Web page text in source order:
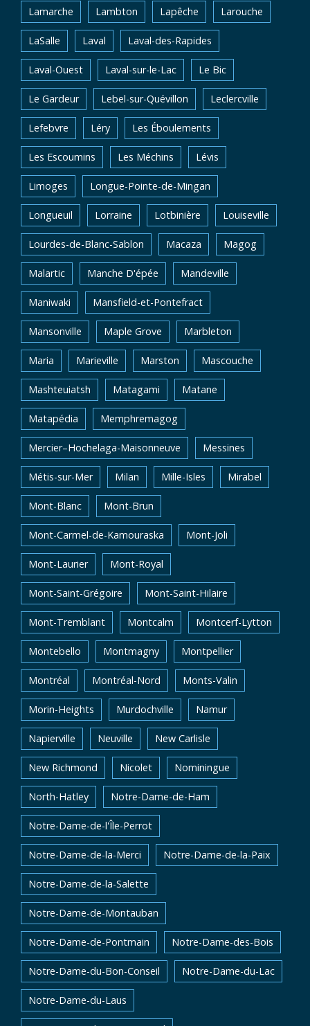
Lamarche Lambton Lapêche Larouche
LaSalle Laval Laval-des-Rapides
Laval-Ouest Laval-sur-le-Lac Le Bic
Le Gardeur Lebel-sur-Quévillon Leclercville
Lefebvre Léry Les Éboulements
Les Escoumins Les Méchins Lévis
Limoges Longue-Pointe-de-Mingan
Longueuil Lorraine Lotbinière Louiseville
Lourdes-de-Blanc-Sablon Macaza Magog
Malartic Manche D'épée Mandeville
Maniwaki Mansfield-et-Pontefract
Mansonville Maple Grove Marbleton
Maria Marieville Marston Mascouche
Mashteuiatsh Matagami Matane
Matapédia Memphremagog
Mercier–Hochelaga-Maisonneuve Messines
Métis-sur-Mer Milan Mille-Isles Mirabel
Mont-Blanc Mont-Brun
Mont-Carmel-de-Kamouraska Mont-Joli
Mont-Laurier Mont-Royal
Mont-Saint-Grégoire Mont-Saint-Hilaire
Mont-Tremblant Montcalm Montcerf-Lytton
Montebello Montmagny Montpellier
Montréal Montréal-Nord Monts-Valin
Morin-Heights Murdochville Namur
Napierville Neuville New Carlisle
New Richmond Nicolet Nominingue
North-Hatley Notre-Dame-de-Ham
Notre-Dame-de-l'Île-Perrot
Notre-Dame-de-la-Merci Notre-Dame-de-la-Paix
Notre-Dame-de-la-Salette
Notre-Dame-de-Montauban
Notre-Dame-de-Pontmain Notre-Dame-des-Bois
Notre-Dame-du-Bon-Conseil Notre-Dame-du-Lac
Notre-Dame-du-Laus